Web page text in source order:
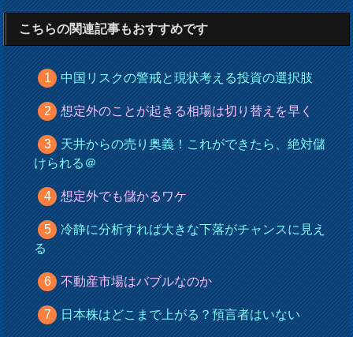
こちらの関連記事もおすすめです
中国リスクの警戒と現状考える投資の選択肢
想定外のことが起きる相場は切り替えを早く
天井からの売り奥義！これができたら、絶対儲
けられる＠
想定外でも儲かるワケ
冷静に分析すれば大きな下落がチャンスに見え
る
不動産市場はバブルなのか
日本株はどこまで上がる？預言者はいない